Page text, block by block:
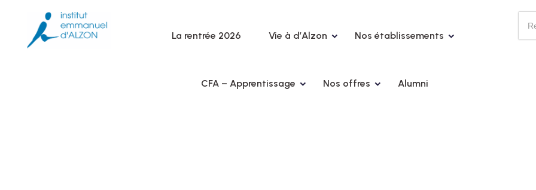
La rentrée 2026 Vie à d’Alzon Nos établissements
CFA – Apprentissage Nos offres Alumni